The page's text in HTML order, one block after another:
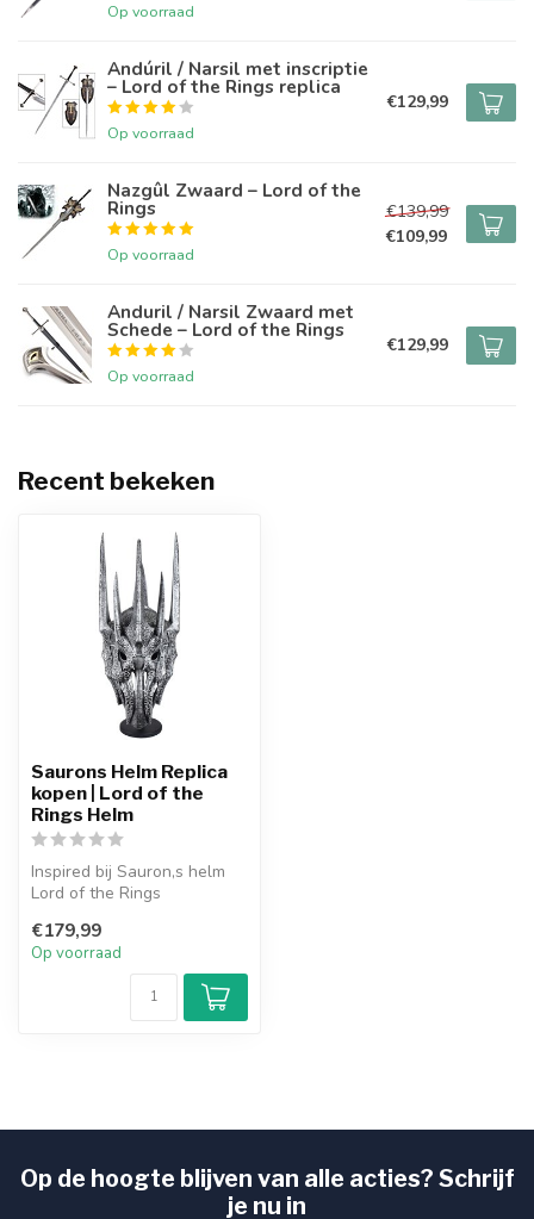
Op voorraad
Andúril / Narsil met inscriptie
– Lord of the Rings replica
Op voorraad
€129,99
Nazgûl Zwaard – Lord of the
Rings
Op voorraad
€139,99
€109,99
Anduril / Narsil Zwaard met
Schede – Lord of the Rings
Op voorraad
€129,99
Recent bekeken
Saurons Helm Replica
kopen | Lord of the
Rings Helm
Inspired bij Sauron,s helm
Lord of the Rings
Compleet met...
€179,99
Op voorraad
Op de hoogte blijven van alle acties? Schrijf
je nu in